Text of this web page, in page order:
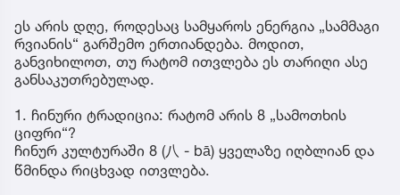
ეს არის დღე, როდესაც სამყაროს ენერგია „სამმაგი
რვიანის“ გარშემო ერთიანდება. მოდით,
განვიხილოთ, თუ რატომ ითვლება ეს თარიღი ასე
განსაკუთრებულად.
1. ჩინური ტრადიცია: რატომ არის 8 „სამოთხის
ციფრი“?
ჩინურ კულტურაში 8 (八 - bā) ყველაზე იღბლიან და
წმინდა რიცხვად ითვლება.